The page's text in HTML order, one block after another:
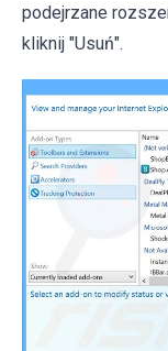
podejrzane
kliknij "Usuń".